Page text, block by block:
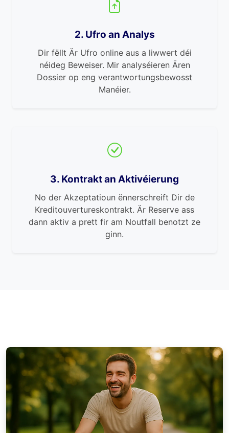
2. Ufro an Analys
Dir fëllt Är Ufro online aus a liwwert déi
néideg Beweiser. Mir analyséieren Ären
Dossier op eng verantwortungsbewosst
Manéier.
3. Kontrakt an Aktivéierung
No der Akzeptatioun ënnerschreift Dir de
Kreditouvertureskontrakt. Är Reserve ass
dann aktiv a prett fir am Noutfall benotzt ze
ginn.